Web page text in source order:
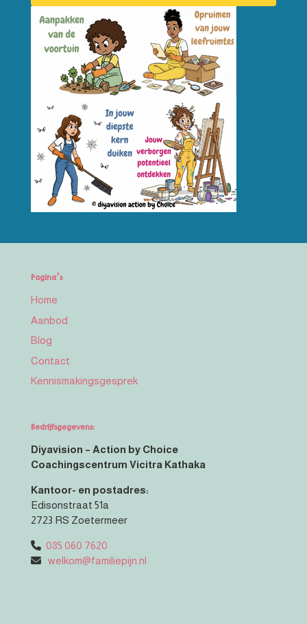
Pagina’s
Home
Aanbod
Blog
Contact
Kennismakingsgesprek
Bedrijfsgegevens:
Diyavision – Action by Choice
Coachingscentrum Vicitra Kathaka
Kantoor- en postadres:
Edisonstraat 51a
2723 RS Zoetermeer
085 060 7620
welkom@familiepijn.nl